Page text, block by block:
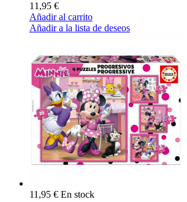
11,95 €
Añadir al carrito
Añadir a la lista de deseos
11,95 € En stock